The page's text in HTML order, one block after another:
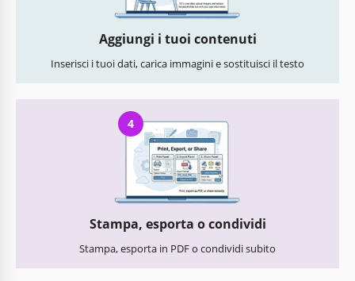
Aggiungi i tuoi contenuti
Inserisci i tuoi dati, carica immagini e sostituisci il testo
4
Stampa, esporta o condividi
Stampa, esporta in PDF o condividi subito